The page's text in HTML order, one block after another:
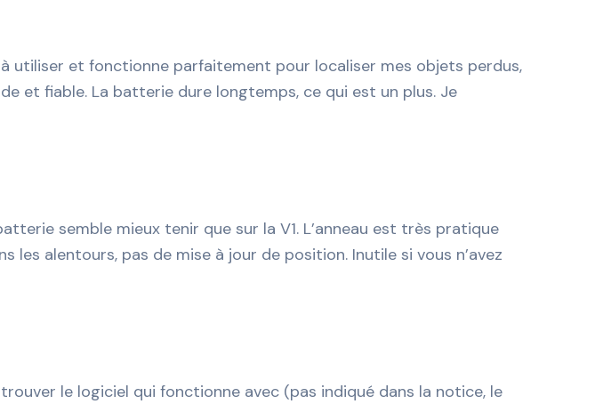
utiliser et fonctionne parfaitement pour localiser mes objets perdus,
et fiable. La batterie dure longtemps, ce qui est un plus. Je
semble mieux tenir que sur la V1. L’anneau est très pratique
les alentours, pas de mise à jour de position. Inutile si vous n’avez
le logiciel qui fonctionne avec (pas indiqué dans la notice, le